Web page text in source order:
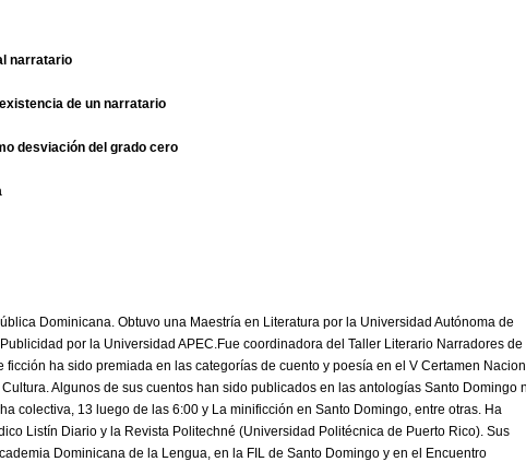
narratario
existencia de un narratario
desviación del grado cero
Dominicana. Obtuvo una Maestría en Literatura por la Universidad Autónoma de
por la Universidad APEC.Fue coordinadora del Taller Literario Narradores de
ficción ha sido premiada en las categorías de cuento y poesía en el V Certamen
Algunos de sus cuentos han sido publicados en las antologías Santo Domingo
colectiva, 13 luegode las 6:00 y La minificción en Santo Domingo, entre otras. Ha
Listín Diario y la Revista Politechné (Universidad Politécnica de Puerto Rico). Sus
Dominicana de la Lengua, en la FIL de Santo Domingo y en el Encuentro